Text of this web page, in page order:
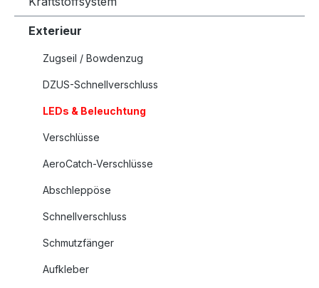
Exterieur
Zugseil / Bowdenzug
DZUS-Schnellverschluss
LEDs & Beleuchtung
Verschlüsse
AeroCatch-Verschlüsse
Abschleppöse
Schnellverschluss
Schmutzfänger
Aufkleber